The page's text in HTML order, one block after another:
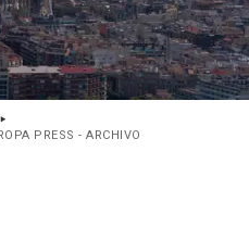
PRESS - ARCHIVO